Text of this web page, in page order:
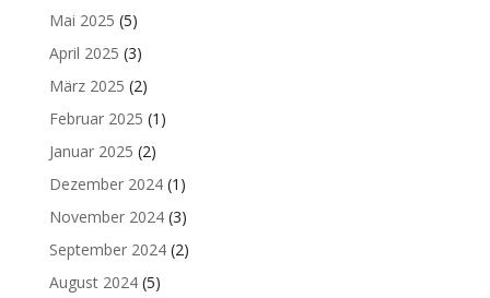
Mai 2025 (5)
April 2025 (3)
März 2025 (2)
Februar 2025 (1)
Januar 2025 (2)
Dezember 2024(1)
November 2024(3)
September 2024(2)
August 2024(5)